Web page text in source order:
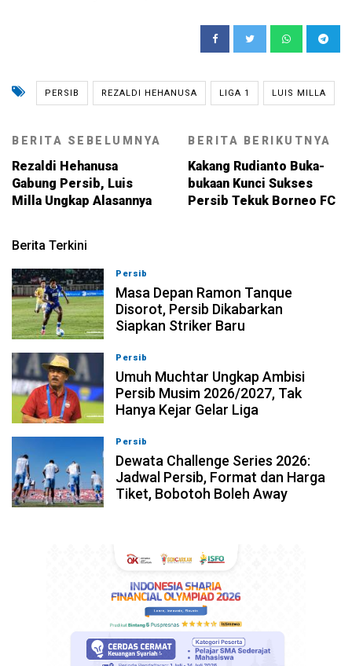
PERSIB REZALDI HEHANUSA LIGA 1 LUIS MILLA
BERITA SEBELUMNYA
Rezaldi Hehanusa
Gabung Persib, Luis
Milla Ungkap Alasannya
BERITA BERIKUTNYA
Kakang Rudianto Buka-
bukaan Kunci Sukses
Persib Tekuk Borneo FC
Berita Terkini
Persib
Masa Depan Ramon Tanque
Disorot, Persib Dikabarkan
Siapkan Striker Baru
Persib
Umuh Muchtar Ungkap Ambisi
Persib Musim 2026/2027, Tak
Hanya Kejar Gelar Liga
Persib
Dewata Challenge Series 2026:
Jadwal Persib, Format dan Harga
Tiket, Bobotoh Boleh Away